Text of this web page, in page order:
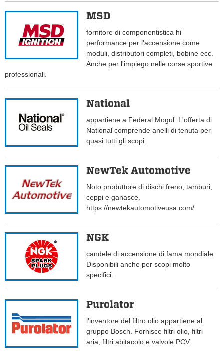
MSD
fornitore di componentistica hi
performance per l'accensione come
moduli, distributori completi, bobine ecc.
Anche per l'impiego nelle corse sportive
professionali.
National
appartiene a Federal Mogul. L'offerta di
National comprende anelli di tenuta per
quasi tutti gli scopi.
NewTek Automotive
Noto produttore di dischi freno, tamburi,
ceppi e ganasce.
https://newtekautomotiveusa.com/
NGK
candele di accensione di fama mondiale.
Disponibili anche per scopi molto
specifici.
Purolator
l'inventore del filtro olio appartiene al
gruppo Bosch. Fornisce filtri olio, filtri
aria, filtri abitacolo e valvole PCV.